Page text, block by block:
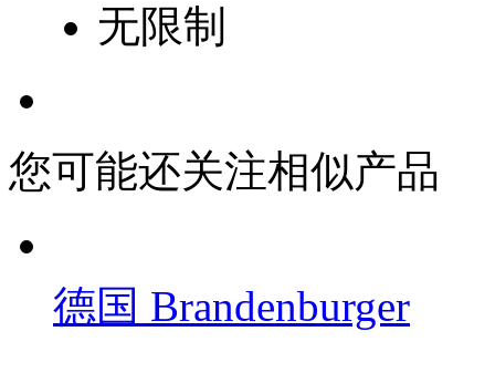
无限制
您可能还关注相似产品
德国 Brandenburger